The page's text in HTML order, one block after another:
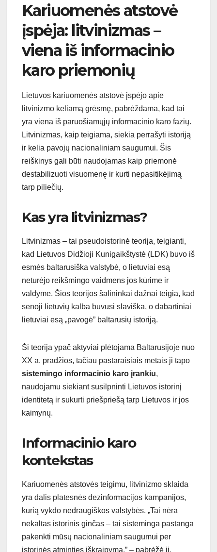
Kariuomenės atstovė
įspėja: litvinizmas –
viena iš informacinio
karo priemonių
Lietuvos kariuomenės atstovė įspėjo apie
litvinizmo keliamą grėsmę, pabrėždama, kad tai
yra viena iš paruošiamųjų informacinio karo fazių.
Litvinizmas, kaip teigiama, siekia perrašyti istoriją
ir kelia pavojų nacionaliniam saugumui. Šis
reiškinys gali būti naudojamas kaip priemonė
destabilizuoti visuomenę ir kurti nepasitikėjimą
tarp piliečių.
Kas yra litvinizmas?
Litvinizmas – tai pseudoistorinė teorija, teigianti,
kad Lietuvos Didžioji Kunigaikštystė (LDK) buvo iš
esmės baltarusiška valstybė, o lietuviai esą
neturėjo reikšmingo vaidmens jos kūrime ir
valdyme. Šios teorijos šalininkai dažnai teigia, kad
senoji lietuvių kalba buvusi slaviška, o dabartiniai
lietuviai esą „pavogė” baltarusių istoriją.
Ši teorija ypač aktyviai plėtojama Baltarusijoje nuo
XX a. pradžios, tačiau pastaraisiais metais ji tapo
sistemingo informacinio karo įrankiu,
naudojamu siekiant susilpninti Lietuvos istorinį
identitetą ir sukurti priešpriešą tarp Lietuvos ir jos
kaimynų.
Informacinio karo
kontekstas
Kariuomenės atstovės teigimu, litvinizmo sklaida
yra dalis platesnės dezinformacijos kampanijos,
kurią vykdo nedraugiškos valstybės. „Tai nėra
nekaltas istorinis ginčas – tai sisteminga pastanga
pakenkti mūsų nacionaliniam saugumui per
istorinės atminties iškraipymą,” – pabrėžė ji.